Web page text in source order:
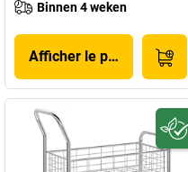
Binnen 4 weken
Afficher le produit